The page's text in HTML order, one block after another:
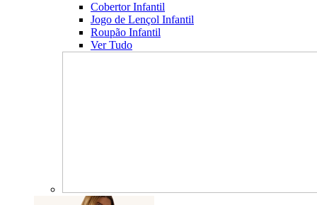
Cobertor Infantil
Jogo de Lençol Infantil
Roupão Infantil
Ver Tudo